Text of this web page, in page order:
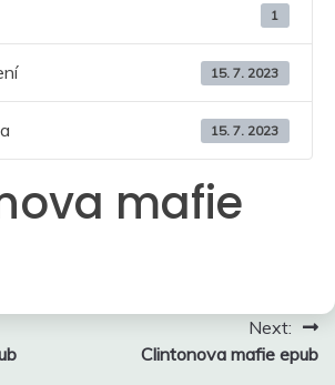
1
15. 7. 2023
15. 7. 2023
mafie
Next:
Clintonova mafie epub